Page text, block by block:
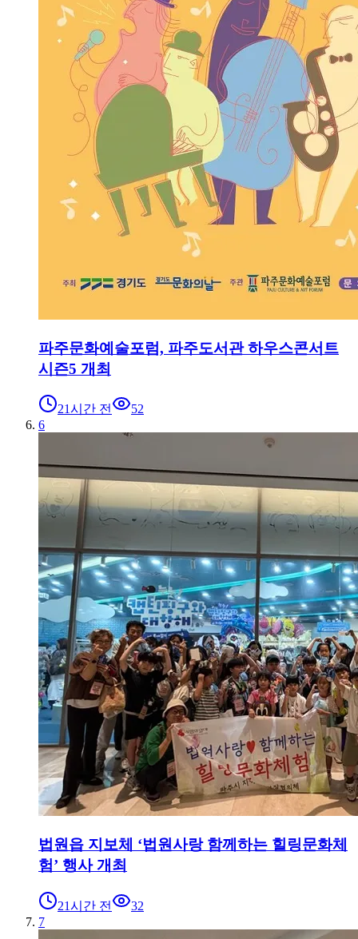
파주문화예술포럼, 파주도서관 하우스콘서트
시즌5 개최
21시간 전
52
6
법원읍 지보체 ‘법원사랑 함께하는 힐링문화체
험’ 행사 개최
21시간 전
32
7